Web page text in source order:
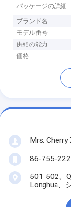
パッケージの詳細
ブランド名
モデル番号
供給の能力
価格
Mrs. Cherry
86-755-
501-502、
Longhua、